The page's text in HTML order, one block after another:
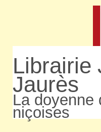
Librairie
Jaurès
La doyenne
niçoises